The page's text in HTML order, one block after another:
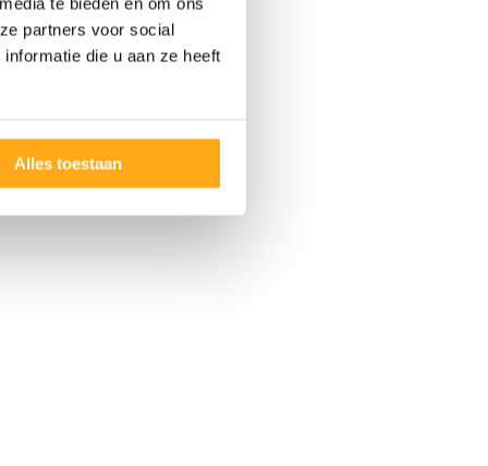
partners voor social
die u aan ze heeft
Alles toestaan